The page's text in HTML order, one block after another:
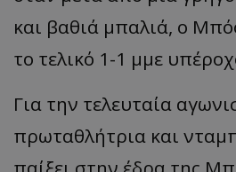
και βαθιά μπαλιά, ο
το τελικό 1-1 μμε
Για την τελευταία
πρωταθλήτρια και